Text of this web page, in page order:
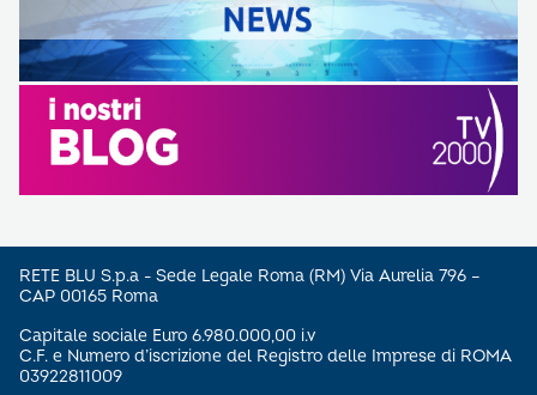
RETE BLU S.p.a - Sede Legale Roma (RM) Via Aurelia 796 –
CAP 00165 Roma
Capitale sociale Euro 6.980.000,00 i.v
C.F. e Numero d’iscrizione del Registro delle Imprese di ROMA
03922811009